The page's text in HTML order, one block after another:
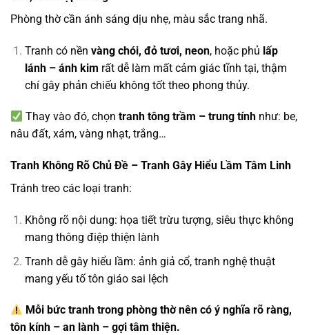
Phòng thờ cần ánh sáng dịu nhẹ, màu sắc trang nhã.
Tranh có nền vàng chói, đỏ tươi, neon, hoặc phủ lấp
lánh – ánh kim rất dễ làm mất cảm giác tĩnh tại, thậm
chí gây phản chiếu không tốt theo phong thủy.
Thay vào đó, chọntranh tông trầm – trung tính như: be,
nâu đất, xám, vàng nhạt, trắng…
Tranh Không Rõ Chủ Đề – Tranh Gây Hiểu Lầm Tâm Linh
Tránh treo các loại tranh:
Không rõ nội dung: họa tiết trừu tượng, siêu thực không
mang thông điệp thiện lành
Tranh dễ gây hiểu lầm: ảnh giả cổ, tranh nghệ thuật
mang yếu tố tôn giáo sai lệch
Mỗi bức tranh trong phòng thờ nên có ý nghĩa rõ ràng,
tôn kính – an lành – gợi tâm thiện.